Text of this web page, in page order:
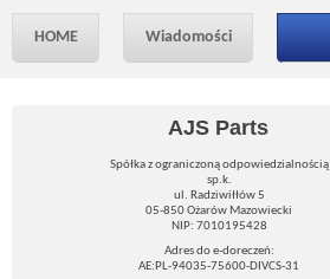
HOME Wiadomości
AJS Parts
Spółka z ograniczoną odpowiedzialnością
sp.k.
ul. Radziwiłłów 5
05-850 Ożarów Mazowiecki
NIP: 7010195428
Adres do e-doreczeń:
AE:PL-94035-75600-DIVCS-31